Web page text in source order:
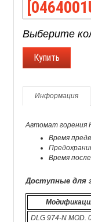
Выберите
Информация
Автомат горения
Время
Время
Доступные для
DLG 974-N MOD.